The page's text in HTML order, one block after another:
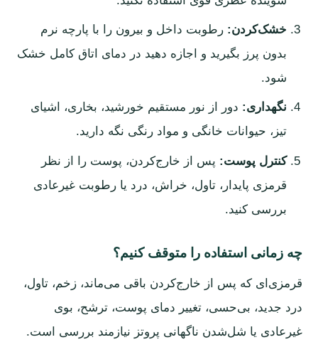
خشک‌کردن: رطوبت داخل و بیرون را با پارچه نرم
بدون پرز بگیرید و اجازه دهید در دمای اتاق کامل خشک
شود.
نگهداری: دور از نور مستقیم خورشید، بخاری، اشیای
تیز، حیوانات خانگی و مواد رنگی نگه دارید.
کنترل پوست: پس از خارج‌کردن، پوست را از نظر
قرمزی پایدار، تاول، خراش، درد یا رطوبت غیرعادی
بررسی کنید.
چه زمانی استفاده را متوقف کنیم؟
قرمزی‌ای که پس از خارج‌کردن باقی می‌ماند، زخم، تاول،
درد جدید، بی‌حسی، تغییر دمای پوست، ترشح، بوی
غیرعادی یا شل‌شدن ناگهانی پروتز نیازمند بررسی است.